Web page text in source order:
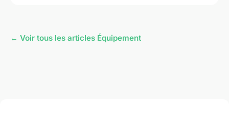
← Voir tous les articles Équipement